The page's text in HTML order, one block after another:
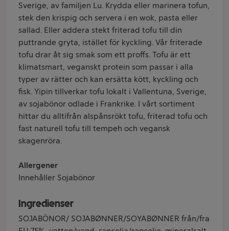
Sverige, av familjen Lu. Krydda eller marinera tofun,
stek den krispig och servera i en wok, pasta eller
sallad. Eller addera stekt friterad tofu till din
puttrande gryta, istället för kyckling. Vår friterade
tofu drar åt sig smak som ett proffs. Tofu är ett
klimatsmart, veganskt protein som passar i alla
typer av rätter och kan ersätta kött, kyckling och
fisk. Yipin tillverkar tofu lokalt i Vallentuna, Sverige,
av sojabönor odlade i Frankrike. I vårt sortiment
hittar du alltifrån alspånsrökt tofu, friterad tofu och
fast naturell tofu till tempeh och vegansk
skagenröra.
Allergener
Innehåller Sojabönor
Ingredienser
SOJABÖNOR/ SOJABØNNER/SOYABØNNER från/fra